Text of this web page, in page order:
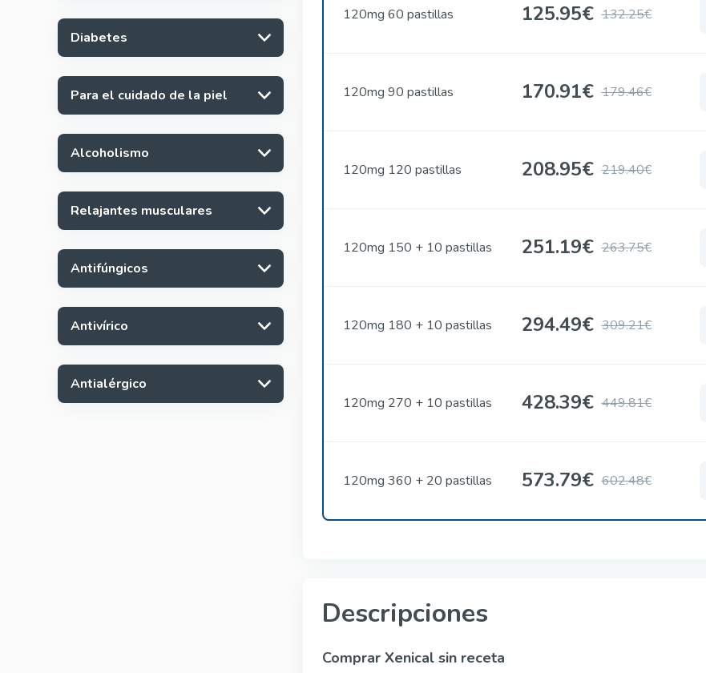
Diabetes
Para el cuidado de la piel
Alcoholismo
Relajantes musculares
Antifúngicos
Antivírico
Antialérgico
120mg 60 pastillas 125.95€ 132.25€
120mg 90 pastillas 170.91€ 179.46€
120mg 120 pastillas 208.95€ 219.40€
120mg 150 + 10 pastillas 251.19€ 263.75€
120mg 180 + 10 pastillas 294.49€ 309.21€
120mg 270 + 10 pastillas 428.39€ 449.81€
120mg 360 + 20 pastillas 573.79€ 602.48€
Descripciones
Comprar Xenical sin receta